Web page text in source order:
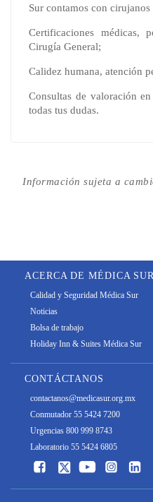
Sur contamos con
Certificaciones médicas,
Cirugía General;
Calidez humana, atención
Consultas de valoración
todas tus dudas.
Información sujeta a
ACERCA DE MÉDICA SUR
Calidad y Seguridad Médica Sur
Noticias
Bolsa de trabajo
Holiday Inn & Suites Médica Sur
CONTÁCTANOS
contactanos@medicasur.org.mx
Conmutador 55 5424 7200
Urgencias 800 999 8743
Laboratorio 55 5424 6805